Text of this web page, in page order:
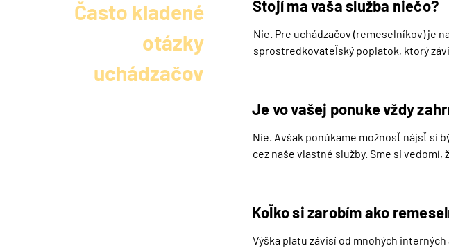
Stojí ma vaša služba niečo?
Nie. Pre uchádzačov (remeselníkov) je
sprostredkovateľský poplatok, ktorý
Je vo vašej ponuke vždy
Nie. Avšak ponúkame možnosť nájsť si
cez naše vlastné služby. Sme si
Koľko si zarobím ako
Výška platu závisí od mnohých
Často kladené
otázky
uchádzačov